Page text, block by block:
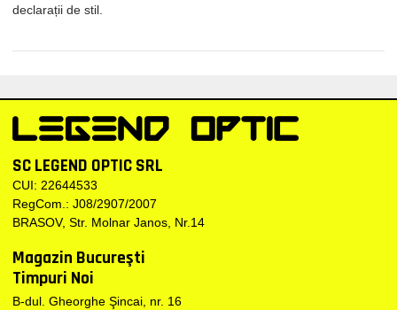
declarații de stil.
SC LEGEND OPTIC SRL
CUI: 22644533
RegCom.: J08/2907/2007
BRASOV, Str. Molnar Janos, Nr.14
Magazin Bucureşti
Timpuri Noi
B-dul. Gheorghe Şincai, nr. 16